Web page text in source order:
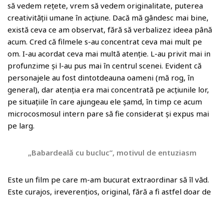
să vedem rețete, vrem să vedem originalitate, puterea
creativității umane în acțiune. Dacă mă gândesc mai bine,
există ceva ce am observat, fără să verbalizez ideea până
acum. Cred că filmele s-au concentrat ceva mai mult pe
om. I-au acordat ceva mai multă atenție. L-au privit mai in
profunzime și l-au pus mai în centrul scenei. Evident că
personajele au fost dintotdeauna oameni (mă rog, în
general), dar atenția era mai concentrată pe acțiunile lor,
pe situațiile în care ajungeau ele șamd, în timp ce acum
microcosmosul intern pare să fie considerat și expus mai
pe larg.
„Babardeală cu bucluc”, motivul de entuziasm
Este un film pe care m-am bucurat extraordinar să îl văd.
Este curajos, ireverențios, original, fără a fi astfel doar de